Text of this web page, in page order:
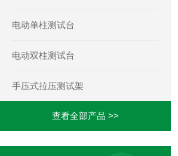
电动单柱测试台
电动双柱测试台
手压式拉压测试架
查看全部产品 >>